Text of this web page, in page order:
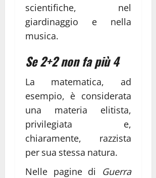
scientifiche, nel
giardinaggio e nella
musica.
Se 2+2 non fa più 4
La matematica, ad
esempio, è considerata
una materia elitista,
privilegiata e,
chiaramente, razzista
per sua stessa natura.
Nelle pagine di
Guerra